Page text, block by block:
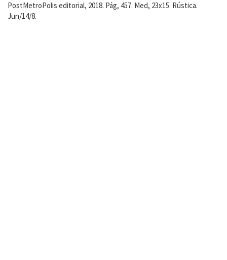
PostMetroPolis editorial, 2018. Pág, 457. Med, 23x15. Rústica.
Jun/14/8.